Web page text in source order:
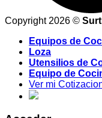
Copyright 2026 ©
Equipos de
Loza
Utensilios de
Equipo de
Ver mi